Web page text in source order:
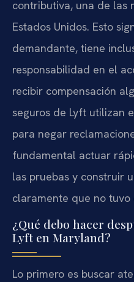
contributiva, una de las
Estados Unidos. Esto
demandante, tiene
responsabilidad en el
recibir compensación
seguros de Lyft utilizan
para negar
fundamental actuar
las pruebas y construir
claramente que no tuvo
¿Qué debo hacer
Lyft en Maryland?
Lo primero es buscar